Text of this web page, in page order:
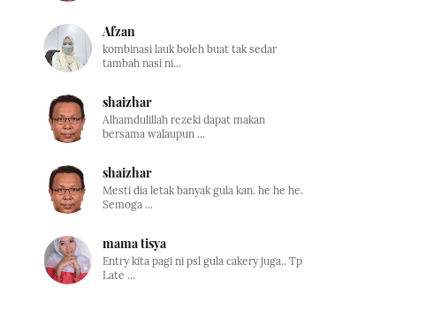
Afzan
kombinasi lauk boleh buat tak sedar
tambah nasi ni...
shaizhar
Alhamdulillah rezeki dapat makan
bersama walaupun ...
shaizhar
Mesti dia letak banyak gula kan. he he he.
Semoga ...
mama tisya
Entry kita pagi ni psl gula cakery juga.. Tp
Late ...